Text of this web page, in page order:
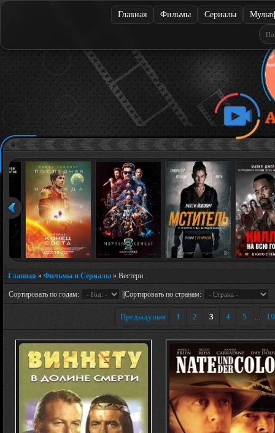
Главная Фильмы Сериалы
Главная » Фильмы и Сериалы » Вестерн
Сортировать по годам: ||Сортировать по странам:
Предыдущая 1 2 3 4 5 ... 19